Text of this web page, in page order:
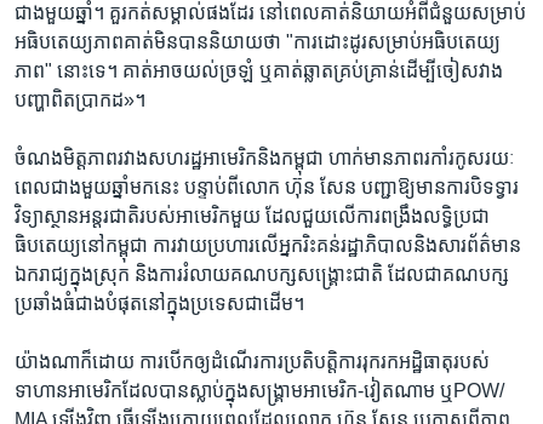
ជាង​មួយឆ្នាំ។​ ​គួរ​កត់សម្គាល់​ផង​ដែរ​ ​នៅ​ពេល​គាត់​និយាយ​អំពី​ជំនួយ​សម្រាប់​
អធិបតេយ្យភាព​គាត់​មិនបាន​និយាយ​ថា​ "​ការដោះដូរ​សម្រាប់​អធិបតេយ្យ
ភាព"​ ​នោះ​ទេ។​ ​គាត់​អាច​យល់​ច្រឡំ​ ​ឬ​គាត់​ឆ្លាត​គ្រប់គ្រាន់​ដើម្បី​ចៀស​វាង​
បញ្ហា​ពិតប្រាកដ»។
​ចំណង​មិត្តភាព​រវាង​សហរដ្ឋ​អាមេរិក​និង​កម្ពុជា​ ​ហាក់​មាន​ភាព​រកាំរកូស​រយៈ​
ពេល​ជាង​មួយ​ឆ្នាំ​មក​នេះ​ ​បន្ទាប់​ពី​លោក​ ​ហ៊ុន សែន​ ​បញ្ជា​ឱ្យ​មាន​ការ​បិទទ្វារ​
វិទ្យាស្ថាន​អន្តរជាតិ​របស់​អាមេរិក​មួយ ​ដែល​ជួយ​លើ​ការ​ពង្រឹង​លទ្ធិប្រជា
ធិបតេយ្យ​នៅ​កម្ពុជា​ ​ការ​វាយ​ប្រហារ​លើ​អ្នករិះគន់​រដ្ឋាភិបាល​និង​សារព័ត៌មាន​
ឯករាជ្យ​ក្នុង​ស្រុក​ និង​ការ​រំលាយ​គណបក្សសង្គ្រោះ​ជាតិ​ ដែល​ជា​គណបក្ស​
ប្រឆាំង​ធំ​ជាង​បំផុត​នៅ​ក្នុង​ប្រទេស​ជាដើម​។​
យ៉ាង​ណា​ក៏​ដោយ​ ​ការ​បើក​ឲ្យដំណើរ​ការ​ប្រតិបត្តិការ​រុករក​អដ្ឋិធាតុ​របស់​
ទាហាន​អាមេរិក​ដែល​បាន​ស្លាប់​ក្នុង​សង្គ្រាម​អាមេរិក-​វៀតណាម​ ​ឬ​POW​/​
MIA ​ឡើងវិញ​ ​ធ្វើ​ឡើង​ក្រោយ​ពេល​ដែលលោក​ ​ហ៊ុន សែន​ ប្រកាស​ពី​ភាព​